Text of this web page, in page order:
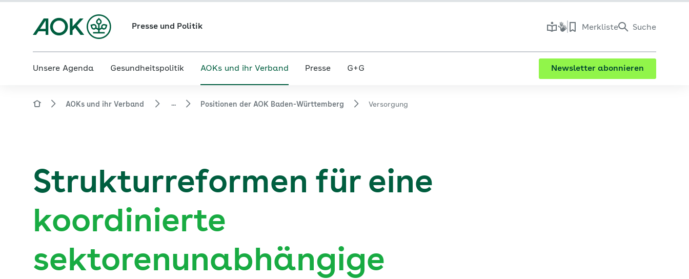
Presse und Politik Merkliste Suche
Unsere Agenda Gesundheitspolitik AOKs und ihr Verband Presse G+G Newsletter abonnieren
AOKs und ihr Verband ... Positionen der AOK Baden-Württemberg Versorgung
Strukturreformen für eine
koordinierte
sektorenunabhängige